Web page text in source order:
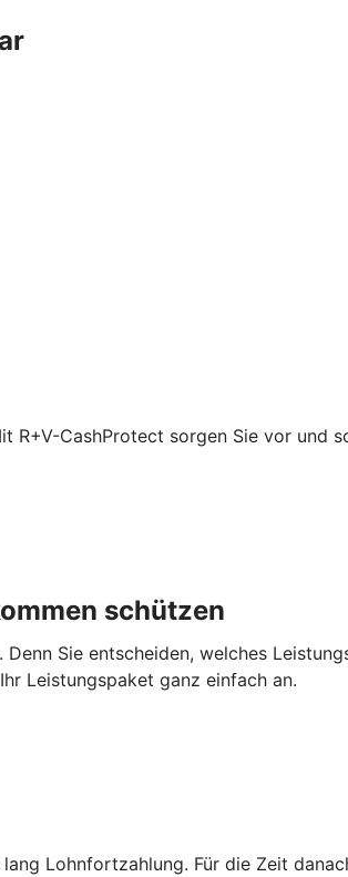
R+V-CashProtect sorgen Sie vor und
schützen
Sie entscheiden, welches
Leistungspaket ganz einfach an.
Lohnfortzahlung. Für die Zeit